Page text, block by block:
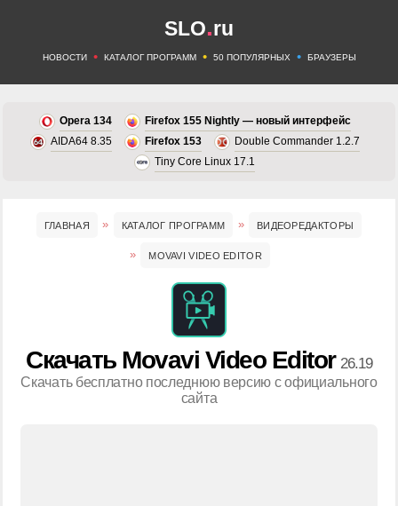
SLO.ru
НОВОСТИ • КАТАЛОГ ПРОГРАММ • 50 ПОПУЛЯРНЫХ • БРАУЗЕРЫ
Opera 134
Firefox 155 Nightly — новый интерфейс
AIDA64 8.35
Firefox 153
Double Commander 1.2.7
Tiny Core Linux 17.1
ГЛАВНАЯ КАТАЛОГ ПРОГРАММ ВИДЕОРЕДАКТОРЫ
MOVAVI VIDEO EDITOR
Скачать Movavi Video Editor 26.19
Скачать бесплатно последнюю версию с официального
сайта